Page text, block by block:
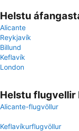
Helstu
Alicante
Reykjavík
Billund
Keflavík
London
Helstu flugvellir
Alicante-flugvöllur
Keflavíkurflugvöllur